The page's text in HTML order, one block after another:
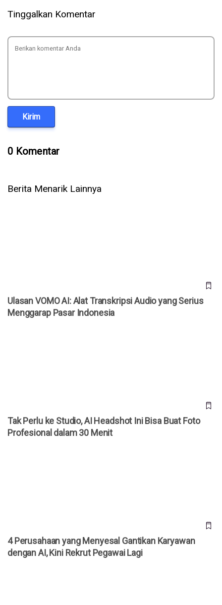
Tinggalkan Komentar
Kirim
0 Komentar
Berita Menarik Lainnya
Ulasan VOMO AI: Alat Transkripsi Audio yang Serius
Menggarap Pasar Indonesia
Tak Perlu ke Studio, AI Headshot Ini Bisa Buat Foto
Profesional dalam 30 Menit
4 Perusahaan yang Menyesal Gantikan Karyawan
dengan AI, Kini Rekrut Pegawai Lagi